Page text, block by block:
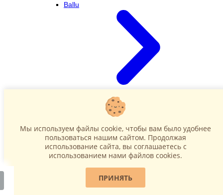
Ballu
Наружные блоки
Мы используем файлы cookie, чтобы вам было удобнее
пользоваться нашим сайтом. Продолжая
использование сайта, вы соглашаетесь c
использованием нами файлов cookies.
ПРИНЯТЬ